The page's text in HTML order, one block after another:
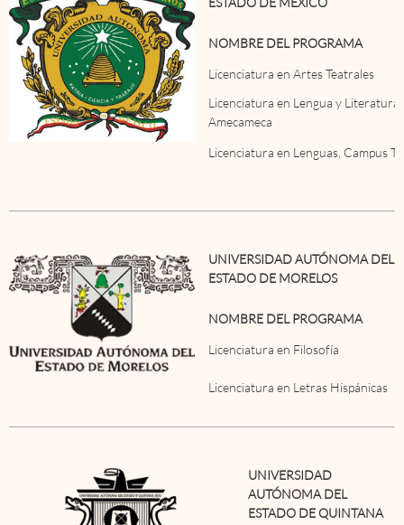
NOMBRE DEL PROGRAMA
Licenciatura en Artes Teatrales
Licenciatura en Lengua y Literatura
Amecameca
Licenciatura en Lenguas, Campus
UNIVERSIDAD AUTÓNOMA DEL
ESTADO DE MORELOS
NOMBRE DEL PROGRAMA
Licenciatura en Filosofía
Licenciatura en Letras Hispánicas
UNIVERSIDAD
AUTÓNOMA DEL
ESTADO DE QUINTANA